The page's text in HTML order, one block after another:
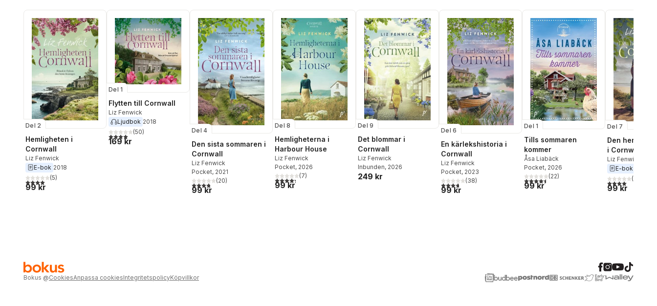
Del 2
Hemligheten i
Cornwall
Liz Fenwick
E-bok 2018
4,0utav 5 stjärnor. Totalt antal röster:
(5)
99 kr
Del 1
Flytten till Cornwall
Liz Fenwick
Ljudbok 2018
4,0utav 5 stjärnor. Totalt antal röster:
(50)
169 kr
Del 4
Den sista sommaren i
Cornwall
Liz Fenwick
Pocket, 2021
3,8utav 5 stjärnor. Totalt antal röster:
(20)
99 kr
Del 8
Hemligheterna i
Harbour House
Liz Fenwick
Pocket, 2026
4,3utav 5 stjärnor. Totalt antal röster:
(7)
99 kr
Del 9
Det blommar i
Cornwall
Liz Fenwick
Inbunden, 2026
249 kr
Del 6
En kärlekshistoria i
Cornwall
Liz Fenwick
Pocket, 2023
3,7utav 5 stjärnor. Totalt antal röster:
(38)
99 kr
Del 1
Tills sommaren
kommer
Åsa Liabäck
Pocket, 2026
4,5utav 5 stjärnor. Totalt antal röster:
(22)
99 kr
Del 7
Den hemliga
i Cornwall
Liz Fenwick
E-bok
4,0utav 5(
99 kr
Bokus @CookiesAnpassa cookiesIntegritetspolicyKöpvillkor